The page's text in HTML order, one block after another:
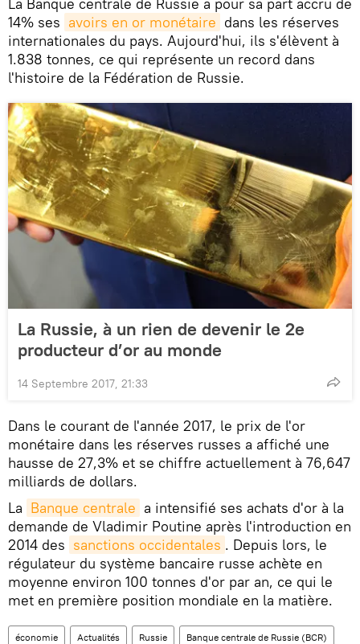
14% ses avoirs en or monétaire dans les réserves
internationales du pays. Aujourd'hui, ils s'élèvent à
1.838 tonnes, ce qui représente un record dans
l'histoire de la Fédération de Russie.
La Russie, à un rien de devenir le 2e
producteur d’or au monde
14 Septembre 2017, 21:33
Dans le courant de l'année 2017, le prix de l'or
monétaire dans les réserves russes a affiché une
hausse de 27,3% et se chiffre actuellement à 76,647
milliards de dollars.
La Banque centrale a intensifié ses achats d'or à la
demande de Vladimir Poutine après l'introduction en
2014 des sanctions occidentales . Depuis lors, le
régulateur du système bancaire russe achète en
moyenne environ 100 tonnes d'or par an, ce qui le
met en première position mondiale en la matière.
économie Actualités Russie Banque centrale de Russie (BCR)